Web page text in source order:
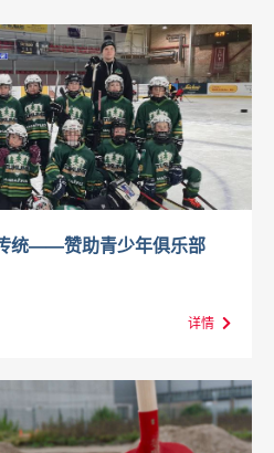
统——赞助青少年俱乐部
详情